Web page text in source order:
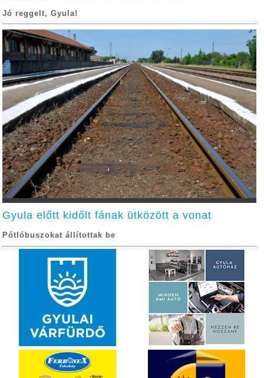
Jó reggelt, Gyula!
Gyula előtt kidőlt fának ütközött a vonat
Pótlóbuszokat állítottak be